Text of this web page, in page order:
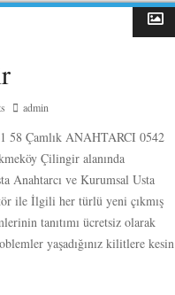
admin
58 Çamlık ANAHTARCI 0542
Çilingir alanında
Anahtarcı ve Kurumsal Usta
ile İlgili her türlü yeni çıkmış
tanıtımı ücretsiz olarak
yaşadığınız kilitlere kesin